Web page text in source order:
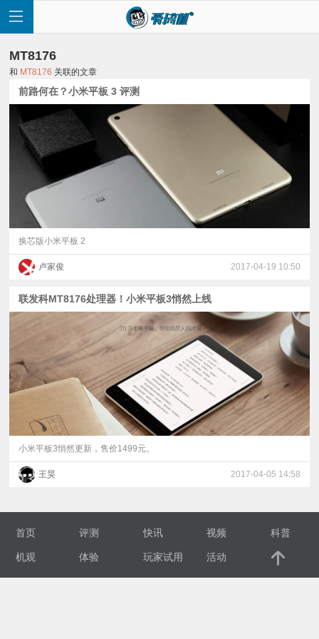
首
讯
评
频
普
专
MT8176
和 MT8176 关联的文章
前路何在？小米平板 3 评测
换芯版小米平板 2
卢家俊 2017-04-19 10:50
联发科MT8176处理器！小米平板3悄然上线
小米平板3悄然更新，售价1499元。
王昊 2017-04-05 14:58
首页 评测 快讯 视频 科普
机观 体验 玩家试用 活动